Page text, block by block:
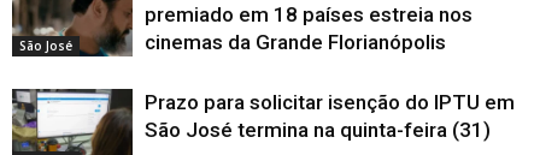
São José
premiado em 18 países estreia nos
cinemas da Grande Florianópolis
Prazo para solicitar isenção do IPTU em
São José termina na quinta-feira (31)